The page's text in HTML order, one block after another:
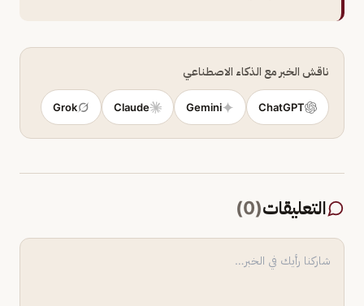
ناقش الخبر مع الذكاء الاصطناعي
ChatGPT
Gemini
Claude
Grok
التعليقات(
0
)